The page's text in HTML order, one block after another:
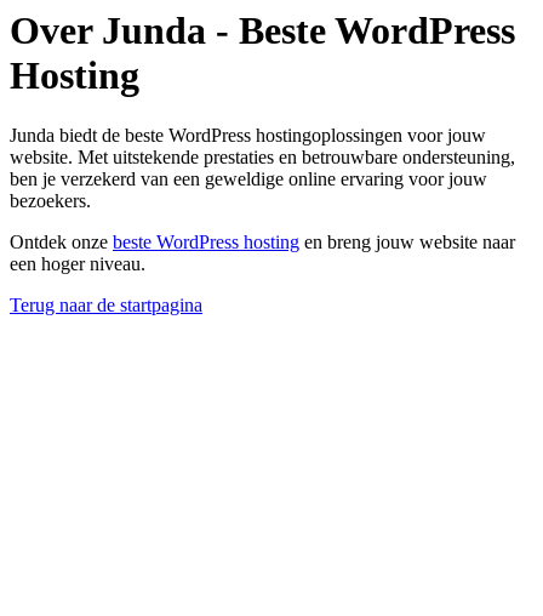
Over Junda - Beste WordPress
Hosting
Junda biedt de beste WordPress hostingoplossingen voor jouw
website. Met uitstekende prestaties en betrouwbare ondersteuning,
ben je verzekerd van een geweldige online ervaring voor jouw
bezoekers.
Ontdek onze beste WordPress hosting en breng jouw website naar
een hoger niveau.
Terug naar de startpagina